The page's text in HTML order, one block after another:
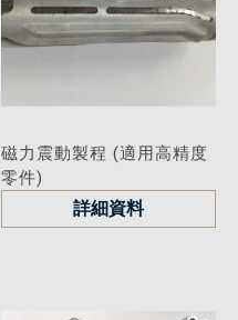
磁力震動製程 (適用高精度
零件)
詳細資料